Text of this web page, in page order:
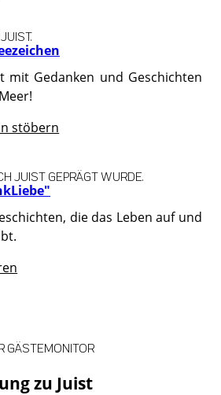
mit Gedanken und Geschichten
stöbern
JUIST GEPRÄGT WURDE.
die das Leben auf und
zu Juist
GÄSTEMONITOR